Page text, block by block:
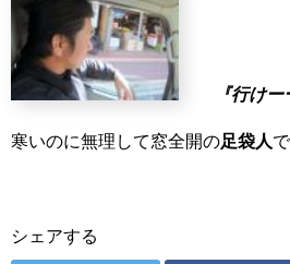
『行けー
寒いのに無理して窓全開の足袋人
シェアする